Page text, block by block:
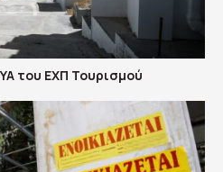
του ΕΧΠ Τουρισμού